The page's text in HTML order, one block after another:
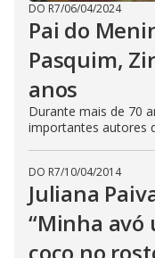
DO R7/06/04/2024
Pai do
Pasquim,
anos
Durante mais de 70
importantes autores
DO R7/10/04/2014
Juliana
“Minha avó